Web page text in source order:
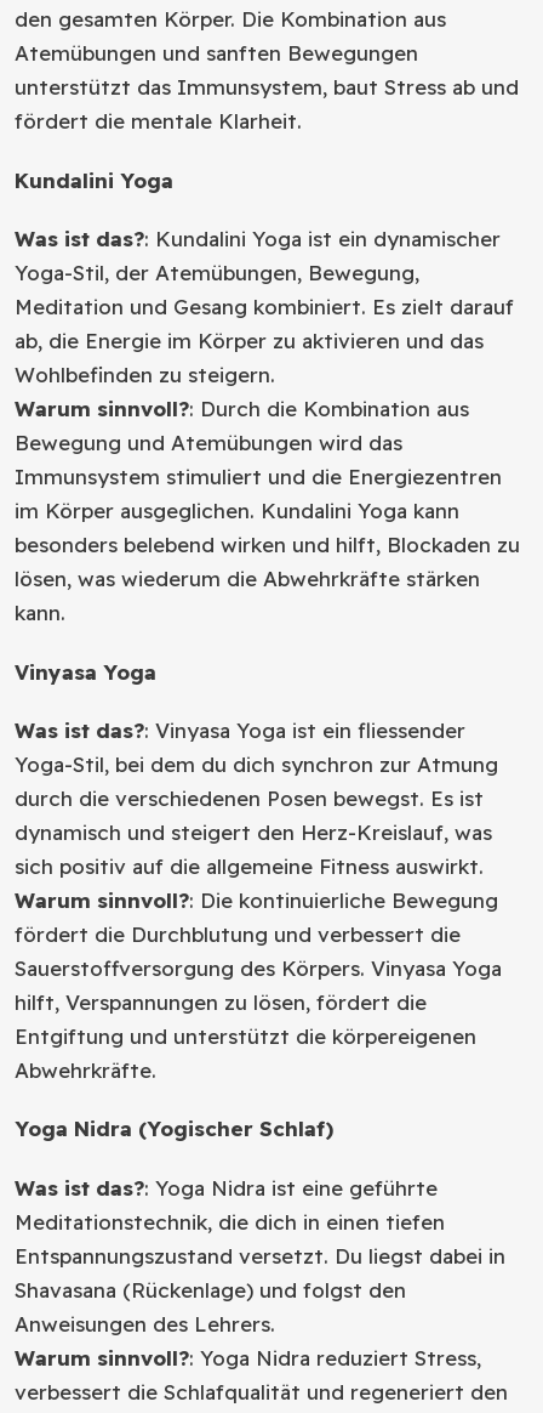
den gesamten Körper. Die Kombination aus
Atemübungen und sanften Bewegungen
unterstützt das Immunsystem, baut Stress ab und
fördert die mentale Klarheit.
Kundalini Yoga
Was ist das?: Kundalini Yoga ist ein dynamischer
Yoga-Stil, der Atemübungen, Bewegung,
Meditation und Gesang kombiniert. Es zielt darauf
ab, die Energie im Körper zu aktivieren und das
Wohlbefinden zu steigern.
Warum sinnvoll?: Durch die Kombination aus
Bewegung und Atemübungen wird das
Immunsystem stimuliert und die Energiezentren
im Körper ausgeglichen. Kundalini Yoga kann
besonders belebend wirken und hilft, Blockaden zu
lösen, was wiederum die Abwehrkräfte stärken
kann.
Vinyasa Yoga
Was ist das?: Vinyasa Yoga ist ein fliessender
Yoga-Stil, bei dem du dich synchron zur Atmung
durch die verschiedenen Posen bewegst. Es ist
dynamisch und steigert den Herz-Kreislauf, was
sich positiv auf die allgemeine Fitness auswirkt.
Warum sinnvoll?: Die kontinuierliche Bewegung
fördert die Durchblutung und verbessert die
Sauerstoffversorgung des Körpers. Vinyasa Yoga
hilft, Verspannungen zu lösen, fördert die
Entgiftung und unterstützt die körpereigenen
Abwehrkräfte.
Yoga Nidra (Yogischer Schlaf)
Was ist das?: Yoga Nidra ist eine geführte
Meditationstechnik, die dich in einen tiefen
Entspannungszustand versetzt. Du liegst dabei in
Shavasana (Rückenlage) und folgst den
Anweisungen des Lehrers.
Warum sinnvoll?: Yoga Nidra reduziert Stress,
verbessert die Schlafqualität und regeneriert den